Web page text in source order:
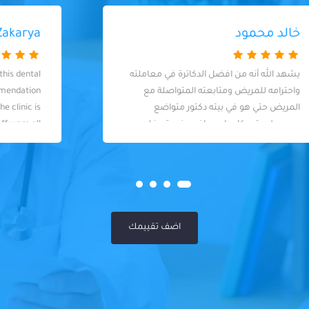
Ahmad Zakarya
I had an excellent experience at this dental
clinic! I visited based on a recommendation
and I&#8217;m so glad I did. The clinic is
spotlessly clean and the staff were all
extremely professional. The dentist (Dr.
of throughout my visit. Highly
اضف تقييمك